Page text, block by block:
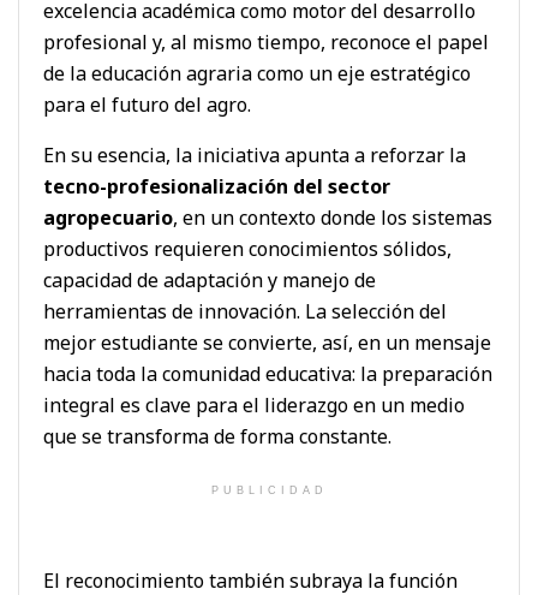
excelencia académica como motor del desarrollo
profesional y, al mismo tiempo, reconoce el papel
de la educación agraria como un eje estratégico
para el futuro del agro.
En su esencia, la iniciativa apunta a reforzar la
tecno-profesionalización del sector
agropecuario, en un contexto donde los sistemas
productivos requieren conocimientos sólidos,
capacidad de adaptación y manejo de
herramientas de innovación. La selección del
mejor estudiante se convierte, así, en un mensaje
hacia toda la comunidad educativa: la preparación
integral es clave para el liderazgo en un medio
que se transforma de forma constante.
PUBLICIDAD
El reconocimiento también subraya la función